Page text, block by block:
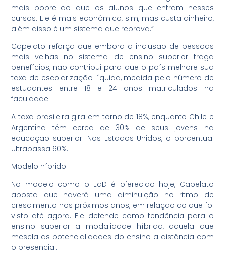
mais pobre do que os alunos que entram nesses
cursos. Ele é mais econômico, sim, mas custa dinheiro,
além disso é um sistema que reprova.”
Capelato reforça que embora a inclusão de pessoas
mais velhas no sistema de ensino superior traga
benefícios, não contribui para que o país melhore sua
taxa de escolarização líquida, medida pelo número de
estudantes entre 18 e 24 anos matriculados na
faculdade.
A taxa brasileira gira em torno de 18%, enquanto Chile e
Argentina têm cerca de 30% de seus jovens na
educação superior. Nos Estados Unidos, o porcentual
ultrapassa 60%.
Modelo híbrido
No modelo como o EaD é oferecido hoje, Capelato
aposta que haverá uma diminuição no ritmo de
crescimento nos próximos anos, em relação ao que foi
visto até agora. Ele defende como tendência para o
ensino superior a modalidade híbrida, aquela que
mescla as potencialidades do ensino a distância com
o presencial.